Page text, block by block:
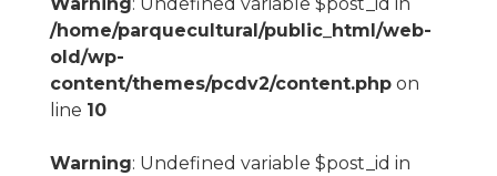
/home/parquecultural/public_html/web-
old/wp-
content/themes/pcdv2/content.phpon
line 10
Warning: Undefined variable $post_id in